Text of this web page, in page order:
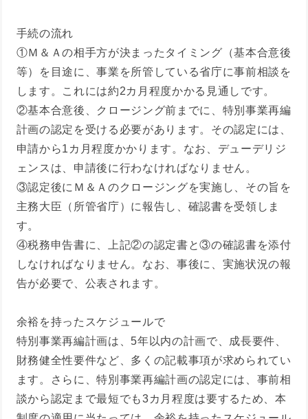
手続の流れ
①Ｍ＆Ａの相手方が決まったタイミング（基本合意後
等）を目途に、事業を所管している省庁に事前相談を
します。これには約2カ月程度かかる見通しです。
②基本合意後、クロージング前までに、特別事業再編
計画の認定を受ける必要があります。その認定には、
申請から1カ月程度かかります。なお、デューデリジ
ェンスは、申請後に行わなければなりません。
③認定後にＭ＆Ａのクロージングを実施し、その旨を
主務大臣（所管省庁）に報告し、確認書を受領しま
す。
④税務申告書に、上記②の認定書と③の確認書を添付
しなければなりません。なお、事後に、実施状況の報
告が必要で、公表されます。
余裕を持ったスケジュールで
特別事業再編計画は、5年以内の計画で、成長要件、
財務健全性要件など、多くの記載事項が求められてい
ます。さらに、特別事業再編計画の認定には、事前相
談から認定まで最短でも3カ月程度は要するため、本